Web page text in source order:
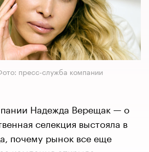
пресс-служба компании
Надежда Верещак — о
селекция выстояла в
почему рынок все еще